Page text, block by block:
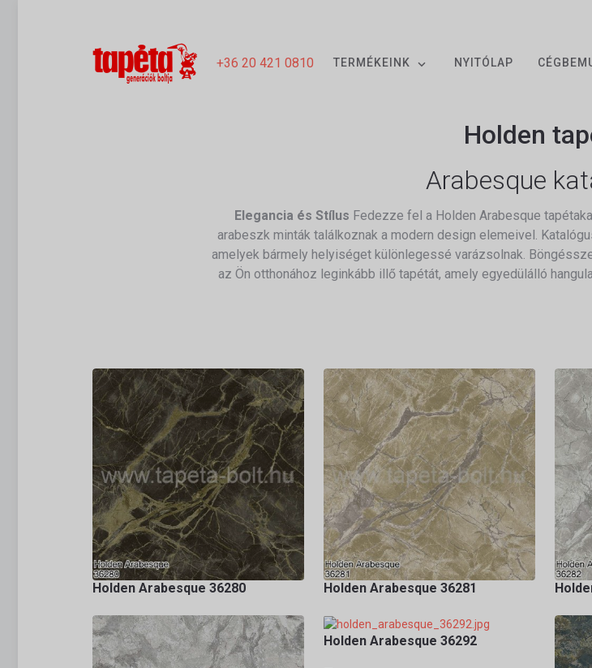
+36 20 421 0810 TERMÉKEINK NYITÓLAP
Holden
Arabesque
Elegancia és Stílus Fedezze fel a Holden Arabesque
arabeszk minták találkoznak a modern design elemeivel.
amelyek bármely helyiséget különlegessé varázsolnak.
az Ön otthonához leginkább illő tapétát, amely egyedülálló
Holden Arabesque 36280 Holden Arabesque 36281
Holden Arabesque 36292